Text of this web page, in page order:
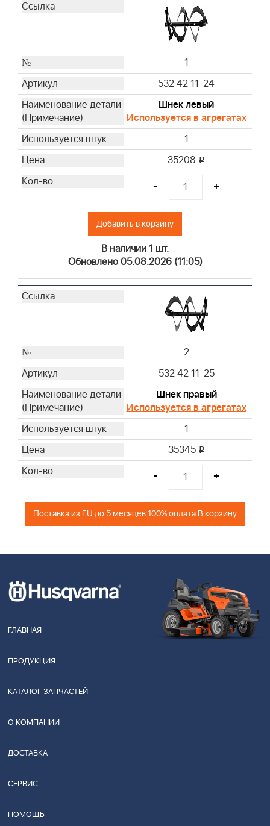
1
532 42 11-24
Шнек левый
Используется в агрегатах
1
35208 i
- +
Добавить в корзину
В наличии 1 шт.
Обновлено 05.08.2026 (11:05)
2
532 42 11-25
Шнек правый
Используется в агрегатах
1
35345 i
- +
Поставка из EU до 5 месяцев 100% оплата В корзину
ГЛАВНАЯ
ПРОДУКЦИЯ
КАТАЛОГ ЗАПЧАСТЕЙ
О КОМПАНИИ
ДОСТАВКА
СЕРВИС
ПОМОЩЬ